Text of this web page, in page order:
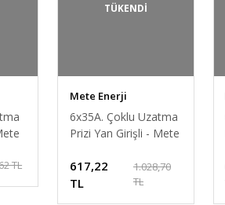
TL
TÜKENDİ
Mete Enerji
6x35A. Çoklu Uzatma
Prizi Yan Girişli - Mete
617,22
TL
1.028,70
TL